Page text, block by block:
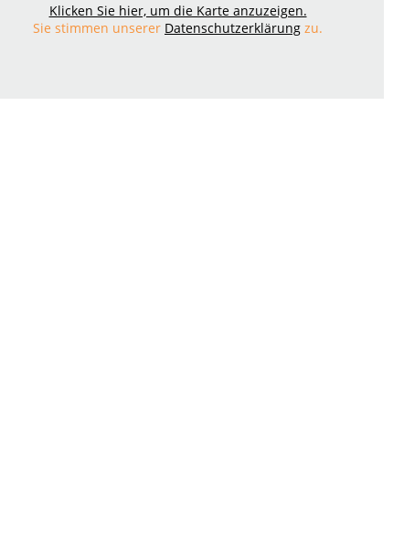
Klicken Sie hier, um die Karte anzuzeigen.
Sie stimmen unserer Datenschutzerklärung zu.